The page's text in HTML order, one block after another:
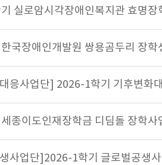
실로암시각장애인복지관 효명장
국장애인개발원 쌍용곰두리 장학
응사업단] 2026-1학기 기후변화
종이도인재장학금 디딤돌 장학
사업단]2026-1학기 글로벌공생